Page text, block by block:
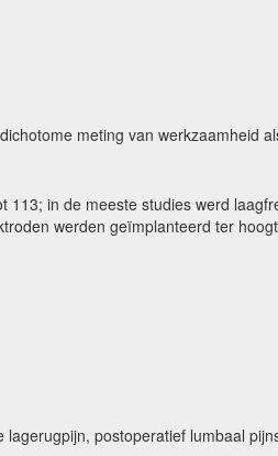
meting van werkzaamheid
113; in de meeste studies werd
werden geïmplanteerd ter
postoperatief lumbaal